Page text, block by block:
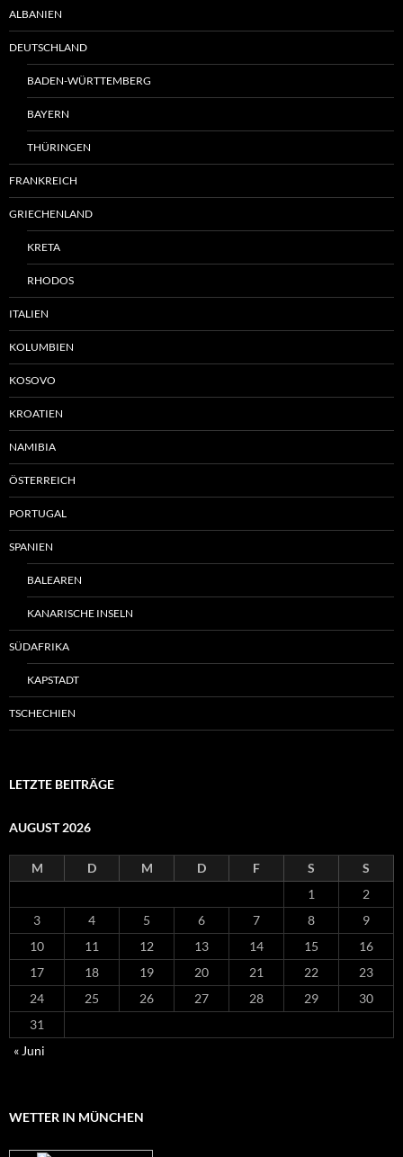
ALBANIEN
DEUTSCHLAND
BADEN-WÜRTTEMBERG
BAYERN
THÜRINGEN
FRANKREICH
GRIECHENLAND
KRETA
RHODOS
ITALIEN
KOLUMBIEN
KOSOVO
KROATIEN
NAMIBIA
ÖSTERREICH
PORTUGAL
SPANIEN
BALEAREN
KANARISCHE INSELN
SÜDAFRIKA
KAPSTADT
TSCHECHIEN
LETZTE BEITRÄGE
AUGUST 2026
M D M D F S
S
1
2
3
4 5 6 7 8
9
10
11 12 13 14 15
16
17
18 19 20 21 22
23
24
25 26 27 28 29
30
31
« Juni
WETTER IN MÜNCHEN